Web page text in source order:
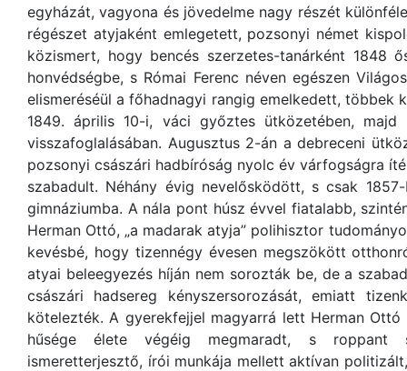
egyházát, vagyona és jövedelme nagy részét
régészet atyjaként emlegetett, pozsonyi német
közismert, hogy bencés szerzetes-tanárként 1848
honvédségbe, s Római Ferenc néven egészen
elismeréséül a főhadnagyi rangig emelkedett,
1849. április 10-i, váci győztes ütközetében, majd
visszafoglalásában. Augusztus 2-án a debreceni
pozsonyi császári hadbíróság nyolc év várfogságra
szabadult. Néhány évig nevelősködött, s csak
gimnáziumba. A nála pont húsz évvel fiatalabb,
Herman Ottó, „a madarak atyja” polihisztor
kevésbé, hogy tizennégy évesen megszökött
atyai beleegyezés híján nem sorozták be, de a
császári hadsereg kényszersorozását, emiatt
kötelezték. A gyerekfejjel magyarrá lett Herman
hűsége élete végéig megmaradt, s roppant
ismeretterjesztő, írói munkája mellett aktívan